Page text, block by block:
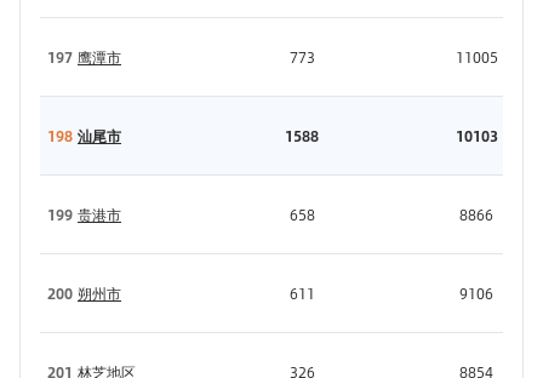
197 鹰潭市 773 11005
198 汕尾市 1588 10103
199 贵港市 658 8866
200 朔州市 611 9106
201 林芝地区 326 8854